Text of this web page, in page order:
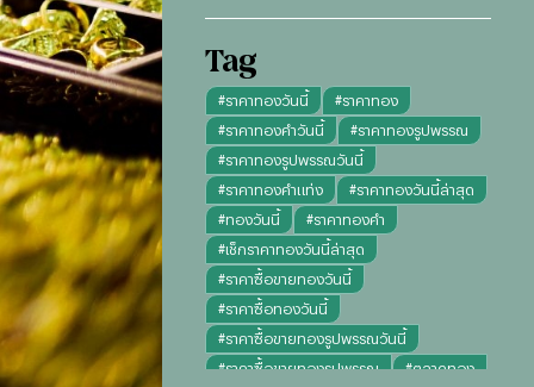
Tag
#ราคาทองวันนี้ #ราคาทอง
#ราคาทองคำวันนี้ #ราคาทองรูปพรรณ
#ราคาทองรูปพรรณวันนี้
#ราคาทองคำแท่ง #ราคาทองวันนี้ล่าสุด
#ทองวันนี้ #ราคาทองคำ
#เช็กราคาทองวันนี้ล่าสุด
#ราคาซื้อขายทองวันนี้
#ราคาซื้อทองวันนี้
#ราคาซื้อขายทองรูปพรรณวันนี้
#ราคาซื้อขายทองรูปพรรณ #ตลาดทอง